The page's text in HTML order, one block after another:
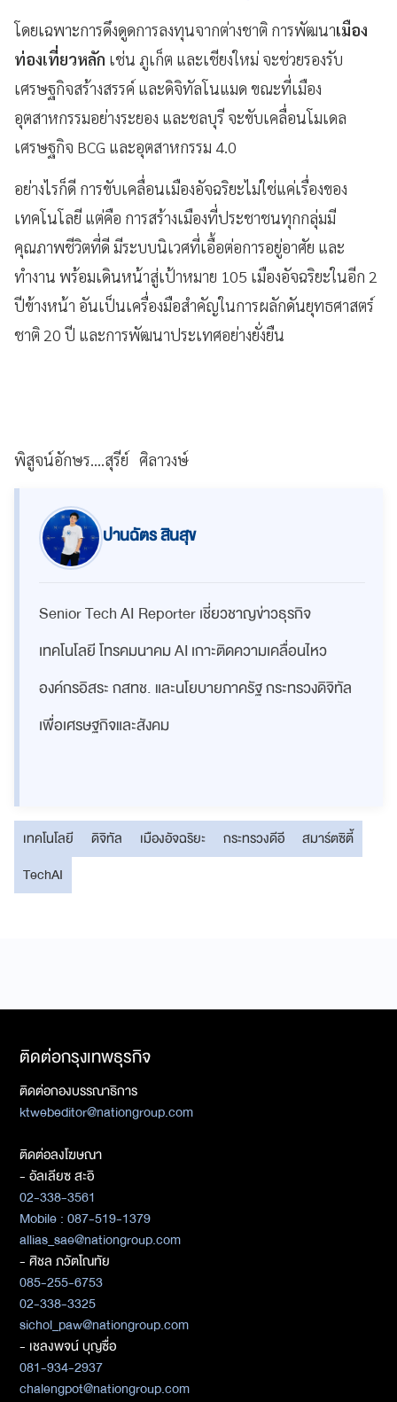
โดยเฉพาะการดึงดูดการลงทุนจากต่างชาติ การพัฒนาเมือง
ท่องเที่ยวหลัก เช่น ภูเก็ต และเชียงใหม่ จะช่วยรองรับ
เศรษฐกิจสร้างสรรค์ และดิจิทัลโนแมด ขณะที่เมือง
อุตสาหกรรมอย่างระยอง และชลบุรี จะขับเคลื่อนโมเดล
เศรษฐกิจ BCG และอุตสาหกรรม 4.0
อย่างไรก็ดี การขับเคลื่อนเมืองอัจฉริยะไม่ใช่แค่เรื่องของ
เทคโนโลยี แต่คือ การสร้างเมืองที่ประชาชนทุกกลุ่มมี
คุณภาพชีวิตที่ดี มีระบบนิเวศที่เอื้อต่อการอยู่อาศัย และ
ทำงาน พร้อมเดินหน้าสู่เป้าหมาย 105 เมืองอัจฉริยะในอีก 2
ปีข้างหน้า อันเป็นเครื่องมือสำคัญในการผลักดันยุทธศาสตร์
ชาติ 20 ปี และการพัฒนาประเทศอย่างยั่งยืน
พิสูจน์อักษร....สุรีย์ ศิลาวงษ์
ปานฉัตร สินสุข
Senior Tech AI Reporter เชี่ยวชาญข่าวธุรกิจ
เทคโนโลยี โทรคมนาคม AI เกาะติดความเคลื่อนไหว
องค์กรอิสระ กสทช. และนโยบายภาครัฐ กระทรวงดิจิทัล
เพื่อเศรษฐกิจและสังคม
เทคโนโลยี ดิจิทัล เมืองอัจฉริยะ กระทรวงดีอี
สมาร์ตซิตี้
TechAI
ติดต่อกรุงเทพธุรกิจ
ติดต่อกองบรรณาธิการ
ktwebeditor@nationgroup.com
ติดต่อลงโฆษณา
- อัลเลียซ สะอิ
02-338-3561
Mobile : 087-519-1379
allias_sae@nationgroup.com
- ศิชล ภวัตโณทัย
085-255-6753
02-338-3325
sichol_paw@nationgroup.com
- เชลงพจน์ บุญซื่อ
081-934-2937
chalengpot@nationgroup.com